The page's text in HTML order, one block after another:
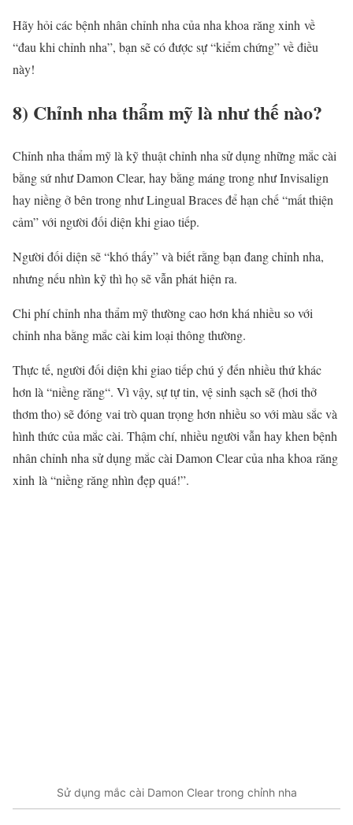
Hãy hỏi các bệnh nhânchỉnh nhacủanha khoa răng xinh về
“đau khi chỉnh nha”, bạn sẽ có được sự “kiểm chứng” về điều
này!
8) Chỉnh nhathẩm mỹ là như thế nào?
Chỉnh nha thẩm mỹ là kỹ thuậtchỉnh nha sử dụng những mắc cài
bằng sứ như Damon Clear, hay bằng máng trong như Invisalign
hay niềng ở bên trong như Lingual Braces để hạn chế “mất thiện
cảm” với người đối diện khi giao tiếp.
Người đối diện sẽ “khó thấy” và biết rằng bạn đangchỉnh nha,
nhưng nếu nhìn kỹ thì họ sẽ vẫn phát hiện ra.
Chi phíchỉnh nha thẩm mỹ thường cao hơn khá nhiều so với
chỉnh nha bằng mắc cài kim loại thông thường.
Thực tế, người đối diện khi giao tiếp chú ý đến nhiều thứ khác
hơn là “niềng răng“. Vì vậy, sự tự tin, vệ sinh sạch sẽ (hơi thở
thơm tho) sẽ đóng vai trò quan trọng hơn nhiều so với màu sắc và
hình thức của mắc cài. Thậm chí, nhiều người vẫn hay khen bệnh
nhân chỉnh nha sử dụng mắc cài Damon Clear của nha khoa răng
xinh là “niềng răngnhìn đẹp quá!”.
Sử dụng mắc cài Damon Clear trong chỉnh nha